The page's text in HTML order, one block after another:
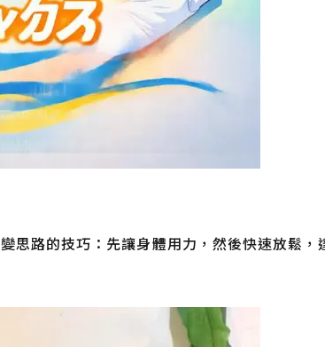
思路的技巧：先讓身體用力，然後快速放鬆，